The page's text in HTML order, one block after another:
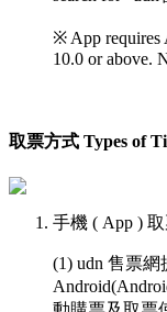
※ App requires
10.0 or above.
取票方式 Types of
手機 ( App )
(1) udn 售票網